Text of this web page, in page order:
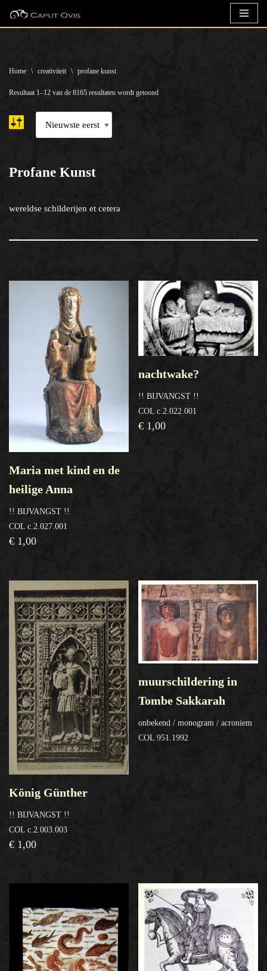
inhoud
Home \ creativiteit \ profane kunst
Resultaat 1–12 van de 8165 resultaten wordt getoond
Profane Kunst
wereldse schilderijen et cetera
Maria met kind en de
heilige Anna
!! BIJVANGST !!
COL c.2.027.001
€ 1,00
nachtwake?
!! BIJVANGST !!
COL c.2.022.001
€ 1,00
König Günther
!! BIJVANGST !!
COL c.2.003.003
€ 1,00
muurschildering in
Tombe Sakkarah
onbekend / monogram / acroniem
COL 951.1992